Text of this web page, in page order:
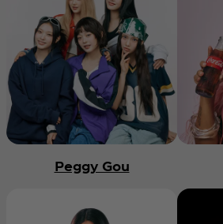
Peggy Gou